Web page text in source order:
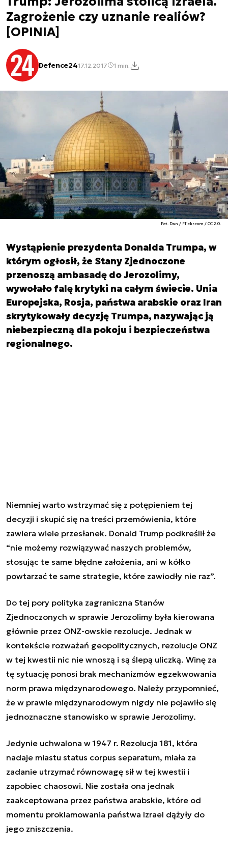
Zagrożenie czy uznanie realiów?
[OPINIA]
Defence2417.12.2017 1 min.
Fot. Dan / Flickr.com / CC 2.0.
Wystąpienie prezydenta Donalda Trumpa, w
którym ogłosił, że Stany Zjednoczone
przenoszą ambasadę do Jerozolimy,
wywołało falę krytyki na całym świecie. Unia
Europejska, Rosja, państwa arabskie oraz Iran
skrytykowały decyzję Trumpa, nazywając ją
niebezpieczną dla pokoju i bezpieczeństwa
regionalnego.
Niemniej warto wstrzymać się z potępieniem tej
decyzji i skupić się na treści przemówienia, które
zawiera wiele przesłanek. Donald Trump podkreślił że
“nie możemy rozwiązywać naszych problemów,
stosując te same błędne założenia, ani w kółko
powtarzać te same strategie, które zawiodły nie raz”.
Do tej pory polityka zagraniczna Stanów
Zjednoczonych w sprawie Jerozolimy była kierowana
głównie przez ONZ-owskie rezolucje. Jednak w
kontekście rozważań geopolitycznych, rezolucje ONZ
w tej kwestii nic nie wnoszą i są ślepą uliczką. Winę za
tę sytuację ponosi brak mechanizmów egzekwowania
norm prawa międzynarodowego. Należy przypomnieć,
że w prawie międzynarodowym nigdy nie pojawiło się
jednoznaczne stanowisko w sprawie Jerozolimy.
Jedynie uchwalona w 1947 r. Rezolucja 181, która
nadaje miastu status corpus separatum, miała za
zadanie utrzymać równowagę sił w tej kwestii i
zapobiec chaosowi. Nie została ona jednak
zaakceptowana przez państwa arabskie, które od
momentu proklamowania państwa Izrael dążyły do
jego zniszczenia.